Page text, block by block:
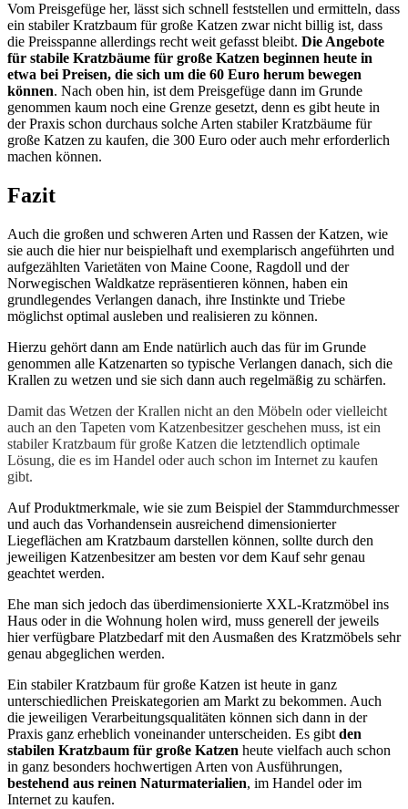
Vom Preisgefüge her, lässt sich schnell feststellen und ermitteln, dass
ein stabiler Kratzbaum für große Katzen zwar nicht billig ist, dass
die Preisspanne allerdings recht weit gefasst bleibt. Die Angebote
für stabile Kratzbäume für große Katzen beginnen heute in
etwa bei Preisen, die sich um die 60 Euro herum bewegen
können. Nach oben hin, ist dem Preisgefüge dann im Grunde
genommen kaum noch eine Grenze gesetzt, denn es gibt heute in
der Praxis schon durchaus solche Arten stabiler Kratzbäume für
große Katzen zu kaufen, die 300 Euro oder auch mehr erforderlich
machen können.
Fazit
Auch die großen und schweren Arten und Rassen der Katzen, wie
sie auch die hier nur beispielhaft und exemplarisch angeführten und
aufgezählten Varietäten von Maine Coone, Ragdoll und der
Norwegischen Waldkatze repräsentieren können, haben ein
grundlegendes Verlangen danach, ihre Instinkte und Triebe
möglichst optimal ausleben und realisieren zu können.
Hierzu gehört dann am Ende natürlich auch das für im Grunde
genommen alle Katzenarten so typische Verlangen danach, sich die
Krallen zu wetzen und sie sich dann auch regelmäßig zu schärfen.
Damit das Wetzen der Krallen nicht an den Möbeln oder vielleicht
auch an den Tapeten vom Katzenbesitzer geschehen muss, ist ein
stabiler Kratzbaum für große Katzen die letztendlich optimale
Lösung, die es im Handel oder auch schon im Internet zu kaufen
gibt.
Auf Produktmerkmale, wie sie zum Beispiel der Stammdurchmesser
und auch das Vorhandensein ausreichend dimensionierter
Liegeflächen am Kratzbaum darstellen können, sollte durch den
jeweiligen Katzenbesitzer am besten vor dem Kauf sehr genau
geachtet werden.
Ehe man sich jedoch das überdimensionierte XXL-Kratzmöbel ins
Haus oder in die Wohnung holen wird, muss generell der jeweils
hier verfügbare Platzbedarf mit den Ausmaßen des Kratzmöbels sehr
genau abgeglichen werden.
Ein stabiler Kratzbaum für große Katzen ist heute in ganz
unterschiedlichen Preiskategorien am Markt zu bekommen. Auch
die jeweiligen Verarbeitungsqualitäten können sich dann in der
Praxis ganz erheblich voneinander unterscheiden. Es gibt den
stabilen Kratzbaum für große Katzen heute vielfach auch schon
in ganz besonders hochwertigen Arten von Ausführungen,
bestehend aus reinen Naturmaterialien, im Handel oder im
Internet zu kaufen.